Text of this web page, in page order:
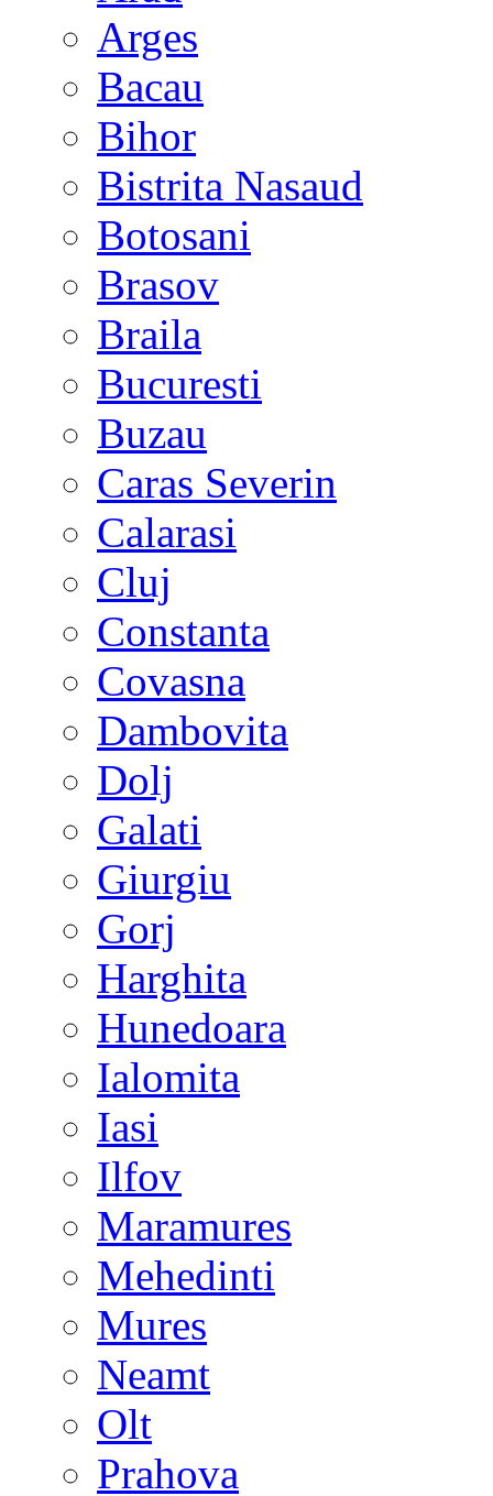
Arges
Bacau
Bihor
Bistrita Nasaud
Botosani
Brasov
Braila
Bucuresti
Buzau
Caras Severin
Calarasi
Cluj
Constanta
Covasna
Dambovita
Dolj
Galati
Giurgiu
Gorj
Harghita
Hunedoara
Ialomita
Iasi
Ilfov
Maramures
Mehedinti
Mures
Neamt
Olt
Prahova